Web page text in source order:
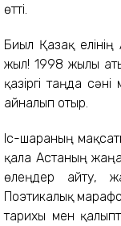
өтті.
Биыл Қазақ елінің
жыл! 1998 жылы
қазіргі таңда
айналып отыр.
Іс-шараның
қала Астаның
өлеңдер айту,
Поэтикалық
тарихы мен